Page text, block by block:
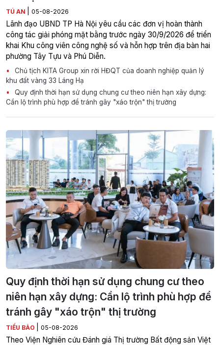
TÚ AN 05-08-2026
Lãnh đạo UBND TP Hà Nội yêu cầu các đơn vị hoàn thành
công tác giải phóng mặt bằng trước ngày 30/9/2026 để triển
khai Khu công viên công nghệ số và hỗn hợp trên địa bàn hai
phường Tây Tựu và Phú Diễn.
Chủ tịch KITA Group xin rời HĐQT của doanh nghiệp quản lý
khu đất vàng 33 Láng Hạ
Quy định thời hạn sử dụng chung cư theo niên hạn xây dựng:
Cần lộ trình phù hợp để tránh gây "xáo trộn" thị trường
Quy định thời hạn sử dụng chung cư theo
niên hạn xây dựng: Cần lộ trình phù hợp để
tránh gây "xáo trộn" thị trường
TIỂU BẢO 05-08-2026
Theo Viện Nghiên cứu Đánh giá Thị trường Bất động sản Việt